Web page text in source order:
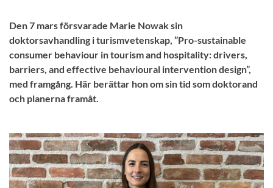
Den 7 mars försvarade Marie Nowak sin
doktorsavhandling i turismvetenskap, ”Pro-sustainable
consumer behaviour in tourism and hospitality: drivers,
barriers, and effective behavioural intervention design”,
med framgång. Här berättar hon om sin tid som doktorand
och planerna framåt.